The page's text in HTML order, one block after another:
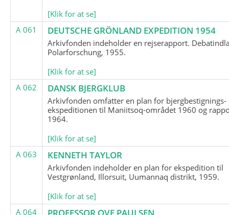
[Klik for at se]
A 061
DEUTSCHE GRÖNLAND EXPEDITION 1954
Arkivfonden indeholder en rejserapport.
Polarforschung, 1955.
[Klik for at se]
A 062
DANSK BJERGKLUB
Arkivfonden omfatter en plan for bjergbestignings-
ekspeditionen til Maniitsoq-området 1960 og
1964.
[Klik for at se]
A 063
KENNETH TAYLOR
Arkivfonden indeholder en plan for ekspedition til
Vestgrønland, Illorsuit, Uumannaq distrikt, 1959.
[Klik for at se]
A 064
PROFESSOR OVE PAULSEN